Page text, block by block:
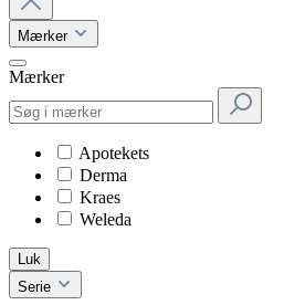
Mærker
Mærker
Apotekets
Derma
Kraes
Weleda
Luk
Serie